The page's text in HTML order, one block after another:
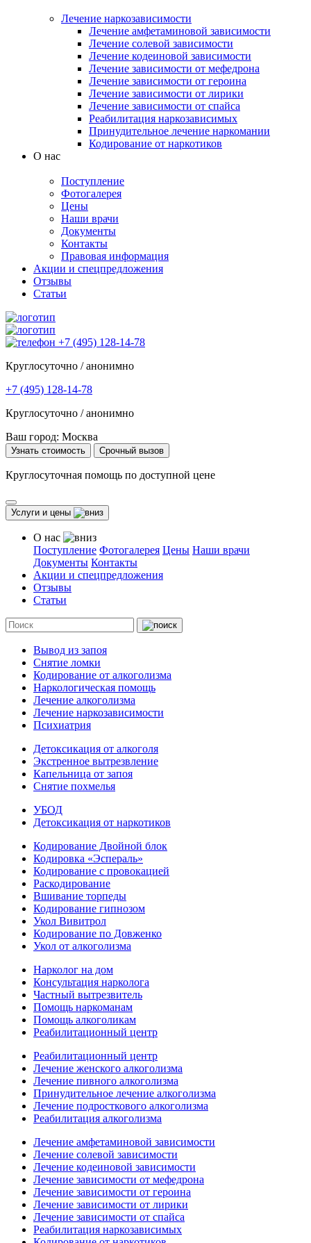
Лечение наркозависимости
Лечение амфетаминовой зависимости
Лечение солевой зависимости
Лечение кодеиновой зависимости
Лечение зависимости от мефедрона
Лечение зависимости от героина
Лечение зависимости от лирики
Лечение зависимости от спайса
Реабилитация наркозависимых
Принудительное лечение наркомании
Кодирование от наркотиков
О нас
Поступление
Фотогалерея
Цены
Наши врачи
Документы
Контакты
Правовая информация
Акции и спецпредложения
Отзывы
Статьи
+7 (495) 128-14-78
Круглосуточно / анонимно
+7 (495) 128-14-78
Круглосуточно / анонимно
Ваш город: Москва
Узнать стоимость Срочный вызов
Круглосуточная помощь по доступной цене
Услуги и цены
О нас
Поступление Фотогалерея Цены Наши врачи
Документы Контакты
Акции и спецпредложения
Отзывы
Статьи
Вывод из запоя
Снятие ломки
Кодирование от алкоголизма
Наркологическая помощь
Лечение алкоголизма
Лечение наркозависимости
Психиатрия
Детоксикация от алкоголя
Экстренное вытрезвление
Капельница от запоя
Снятие похмелья
УБОД
Детоксикация от наркотиков
Кодирование Двойной блок
Кодировка «Эспераль»
Кодирование с провокацией
Раскодирование
Вшивание торпеды
Кодирование гипнозом
Укол Вивитрол
Кодирование по Довженко
Укол от алкоголизма
Нарколог на дом
Консультация нарколога
Частный вытрезвитель
Помощь наркоманам
Помощь алкоголикам
Реабилитационный центр
Реабилитационный центр
Лечение женского алкоголизма
Лечение пивного алкоголизма
Принудительное лечение алкоголизма
Лечение подросткового алкоголизма
Реабилитация алкоголизма
Лечение амфетаминовой зависимости
Лечение солевой зависимости
Лечение кодеиновой зависимости
Лечение зависимости от мефедрона
Лечение зависимости от героина
Лечение зависимости от лирики
Лечение зависимости от спайса
Реабилитация наркозависимых